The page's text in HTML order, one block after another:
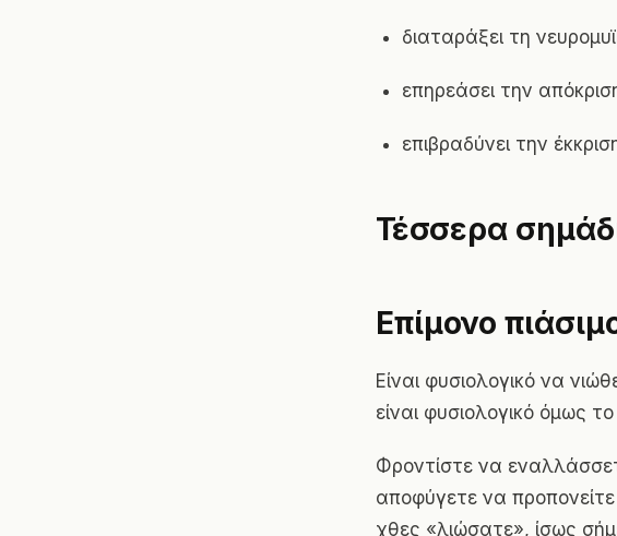
διαταράξει τη
επηρεάσει την
επιβραδύνει την
Τέσσερα
Επίμονο
Είναι φυσιολογικό να
είναι φυσιολογικό όμως
Φροντίστε να
αποφύγετε να
χθες «λιώσατε», ίσως